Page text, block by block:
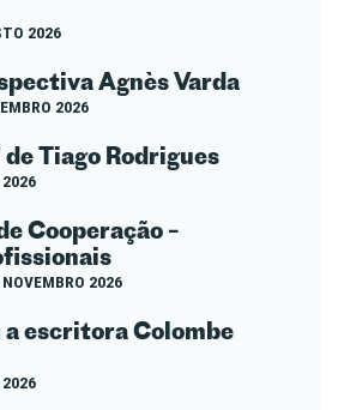
2026
Agnès Varda
2026
Tiago Rodrigues
2026
Cooperação –
2026
escritora Colombe
2026